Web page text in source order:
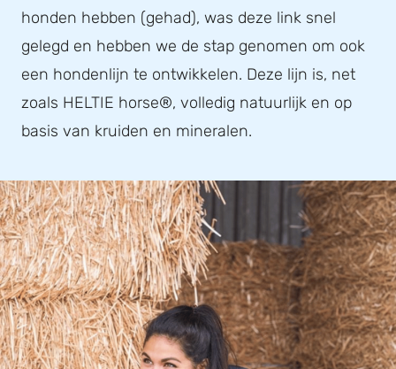
honden hebben (gehad), was deze link snel
gelegd en hebben we de stap genomen om ook
een hondenlijn te ontwikkelen. Deze lijn is, net
zoals HELTIE horse®, volledig natuurlijk en op
basis van kruiden en mineralen.